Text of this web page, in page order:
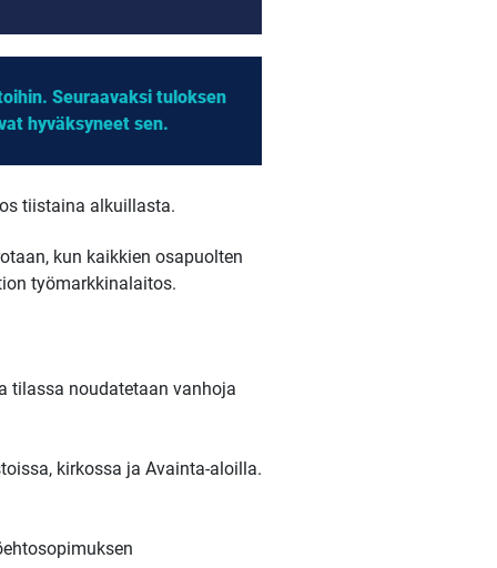
Seuraavaksi tuloksen
hyväksyneet sen.
tiistaina alkuillasta.
kun kaikkien osapuolten
työmarkkinalaitos.
tilassa noudatetaan vanhoja
kirkossa ja Avainta-aloilla.